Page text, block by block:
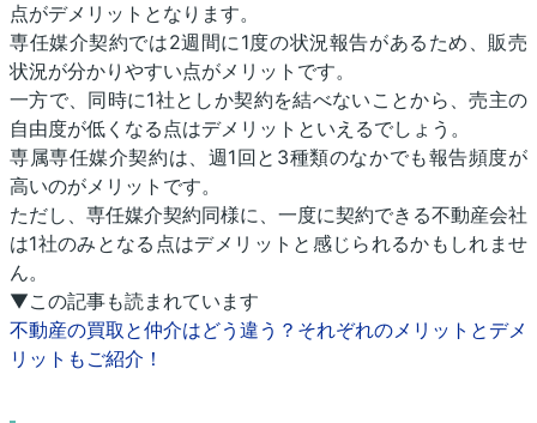
点がデメリットとなります。
専任媒介契約では2週間に1度の状況報告があるため、販売
状況が分かりやすい点がメリットです。
一方で、同時に1社としか契約を結べないことから、売主の
自由度が低くなる点はデメリットといえるでしょう。
専属専任媒介契約は、週1回と3種類のなかでも報告頻度が
高いのがメリットです。
ただし、専任媒介契約同様に、一度に契約できる不動産会社
は1社のみとなる点はデメリットと感じられるかもしれませ
ん。
▼この記事も読まれています
不動産の買取と仲介はどう違う？それぞれのメリットとデメ
リットもご紹介！